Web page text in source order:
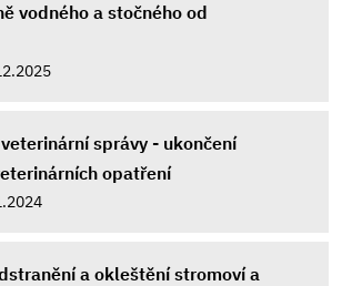
vodného a stočného od
správy - ukončení
opatření
a okleštění stromoví a